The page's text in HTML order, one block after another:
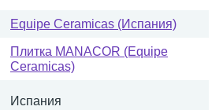
Equipe Ceramicas (Испания)
Плитка MANACOR (Equipe
Ceramicas)
Испания